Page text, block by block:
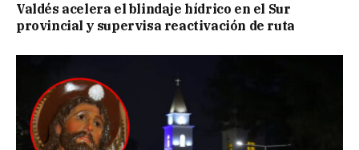
Valdés acelera el blindaje hídrico en el Sur
provincial y supervisa reactivación de ruta